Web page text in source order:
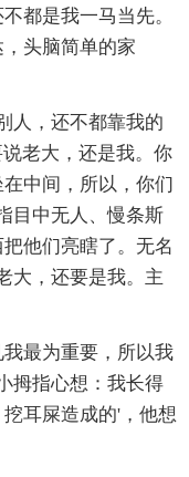
都是我一马当先。
头脑简单的家
人，还不都靠我的
老大，还是我。你
中间，所以，你们
目中无人、慢条斯
他们亮瞎了。无名
大，还要是我。主
最为重要，所以我
拇指心想：我长得
耳屎造成的'，他想